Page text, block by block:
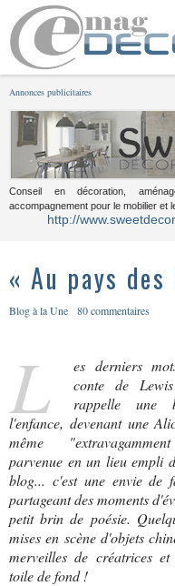
Annonces publicitaires
Conseil en décoration,
accompagnement pour le mobilier et
http://
« Au pays
Blog à la Une 80 commentaires
L
es derniers
conte de
rappelle une
l'enfance, devenant une
même
parvenue en un lieu empli
blog... c'est une envie de
partageant des moments
petit brin de poésie.
mises en scène d'objets
merveilles de créatrices
toile de fond !